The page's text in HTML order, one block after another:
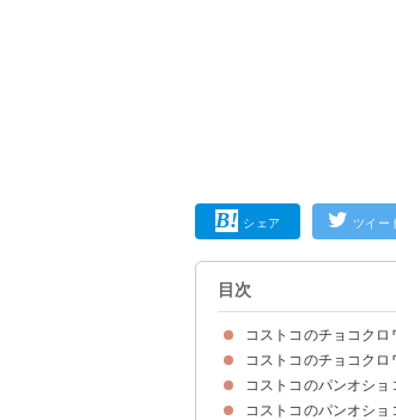
シェア ツイー
目次
コストコのチョコクロ
2017年にミニパンオシ
パンオショコラの値段
コストコのチョコク
コストコのパンオショ
コストコのパンオショ
コストコのパンオショ
コストコのパンオシ
①夜に食べない
②よく噛んでゆっくり
コストコのパンオショ